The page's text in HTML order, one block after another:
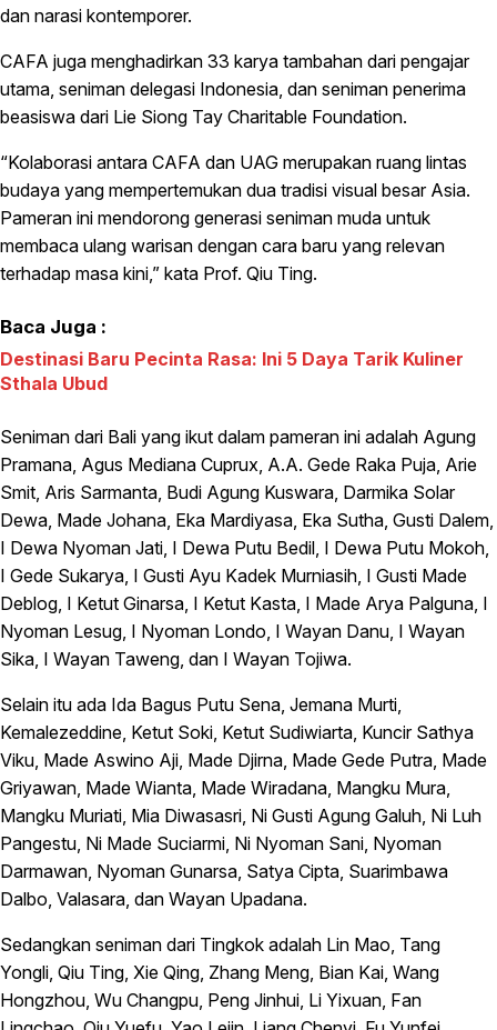
dan narasi kontemporer.
CAFA juga menghadirkan 33 karya tambahan dari pengajar
utama, seniman delegasi Indonesia, dan seniman penerima
beasiswa dari Lie Siong Tay Charitable Foundation.
“Kolaborasi antara CAFA dan UAG merupakan ruang lintas
budaya yang mempertemukan dua tradisi visual besar Asia.
Pameran ini mendorong generasi seniman muda untuk
membaca ulang warisan dengan cara baru yang relevan
terhadap masa kini,” kata Prof. Qiu Ting.
Baca Juga :
Destinasi Baru Pecinta Rasa: Ini 5 Daya Tarik Kuliner
Sthala Ubud
Seniman dari Bali yang ikut dalam pameran ini adalah Agung
Pramana, Agus Mediana Cuprux, A.A. Gede Raka Puja, Arie
Smit, Aris Sarmanta, Budi Agung Kuswara, Darmika Solar
Dewa, Made Johana, Eka Mardiyasa, Eka Sutha, Gusti Dalem,
I Dewa Nyoman Jati, I Dewa Putu Bedil, I Dewa Putu Mokoh,
I Gede Sukarya, I Gusti Ayu Kadek Murniasih, I Gusti Made
Deblog, I Ketut Ginarsa, I Ketut Kasta, I Made Arya Palguna, I
Nyoman Lesug, I Nyoman Londo, I Wayan Danu, I Wayan
Sika, I Wayan Taweng, dan I Wayan Tojiwa.
Selain itu ada Ida Bagus Putu Sena, Jemana Murti,
Kemalezeddine, Ketut Soki, Ketut Sudiwiarta, Kuncir Sathya
Viku, Made Aswino Aji, Made Djirna, Made Gede Putra, Made
Griyawan, Made Wianta, Made Wiradana, Mangku Mura,
Mangku Muriati, Mia Diwasasri, Ni Gusti Agung Galuh, Ni Luh
Pangestu, Ni Made Suciarmi, Ni Nyoman Sani, Nyoman
Darmawan, Nyoman Gunarsa, Satya Cipta, Suarimbawa
Dalbo, Valasara, dan Wayan Upadana.
Sedangkan seniman dari Tingkok adalah Lin Mao, Tang
Yongli, Qiu Ting, Xie Qing, Zhang Meng, Bian Kai, Wang
Hongzhou, Wu Changpu, Peng Jinhui, Li Yixuan, Fan